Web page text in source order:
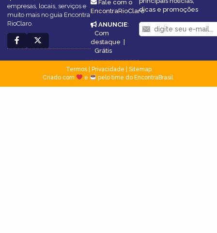
empresas, locais, serviços e
muito mais no guia Encontra
RioClaro.
Fale com o
EncontraRioClaro
ANUNCIE:
Com
destaque
Grátis
dicas e promoções
Termos| Privacidade
Sitemap
Criado com
e pelo time do EncontraBrasil